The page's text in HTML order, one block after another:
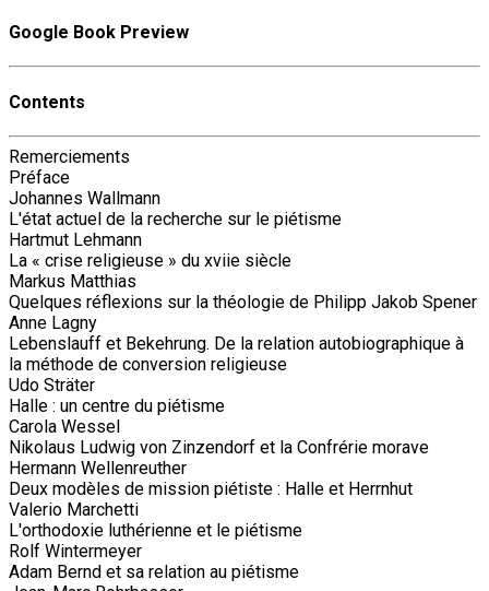
Google Book Preview
Contents
Remerciements
Préface
Johannes Wallmann
L'état actuel de la recherche sur le piétisme
Hartmut Lehmann
La « crise religieuse » du xviie siècle
Markus Matthias
Quelques réflexions sur la théologie de Philipp Jakob Spener
Anne Lagny
Lebenslauff et Bekehrung. De la relation autobiographique à
la méthode de conversion religieuse
Udo Sträter
Halle : un centre du piétisme
Carola Wessel
Nikolaus Ludwig von Zinzendorf et la Confrérie morave
Hermann Wellenreuther
Deux modèles de mission piétiste : Halle et Herrnhut
Valerio Marchetti
L'orthodoxie luthérienne et le piétisme
Rolf Wintermeyer
Adam Bernd et sa relation au piétisme